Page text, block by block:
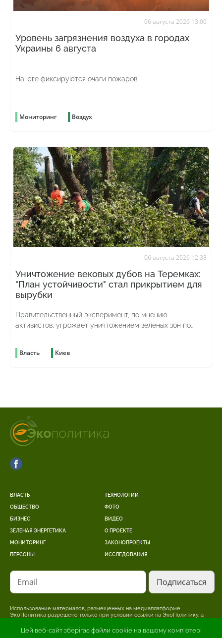
Цей веб-сайт зберігає файли cookie на вашому комп'ютері
06 августа 2026 13:00
Уровень загрязнения воздуха в городах
Украины 6 августа
На юге фиксируются очаги пожаров
Мониторинг Воздух
06 августа 2026 12:33
Уничтожение вековых дубов на Теремках:
"План устойчивости" стал прикрытием для
вырубки
Правительственный эксперимент, по мнению
активистов, угрожает уничтожением зеленых зон по
Власть Киев
ВЛАСТЬ
ОБЩЕСТВО
БИЗНЕС
ЗЕЛЕНАЯ ЭНЕРГЕТИКА
МОНИТОРИНГ
ПЕРСОНЫ
ТЕХНОЛОГИИ
ФОТО
ВИДЕО
О ПРОЕКТЕ
ЗАКОНОПРОЕКТЫ
ИССЛЕДОВАНИЯ
Email
Использование материалов, размещенных на медиаплатформе
ЭкоПолитика разрешено только при условии ссылки на ЭкоПолитику, а
систем, гиперссылки на страницу, где размещен оригинальный материал.